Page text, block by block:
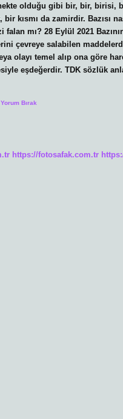
olduğu gibi bir, bir,
kısmı da zamirdir. Bazısı
falan mı? 28 Eylül 2021
çevreye salabilen
olayı temel alıp ona göre
eşdeğerdir. TDK sözlük
Yorum Bırak
https://fotosafak.com.tr